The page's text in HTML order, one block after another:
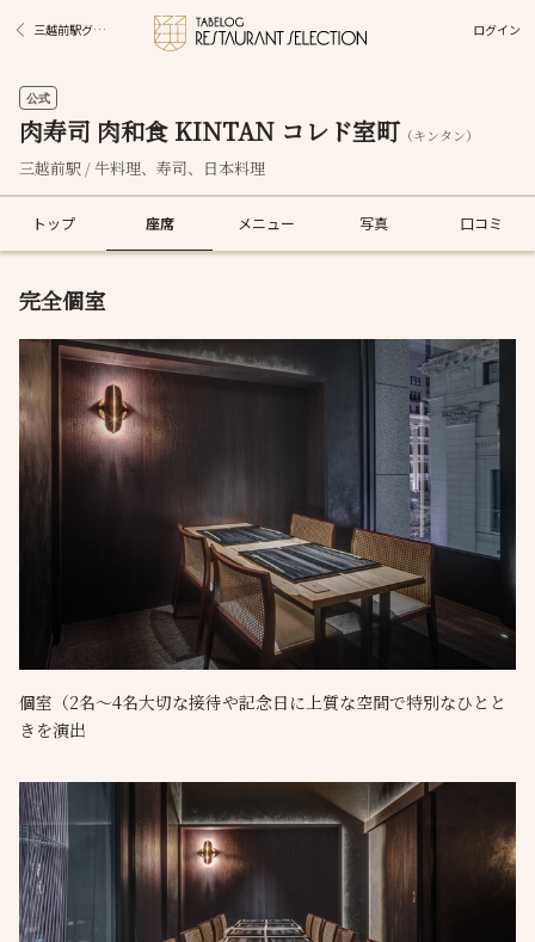
三越前駅グルメ ログイン
公式
肉寿司 肉和食 KINTAN コレド室町 （キンタン）
三越前駅 / 牛料理、寿司、日本料理
トップ 座席 メニュー 写真 口コミ
完全個室
個室（2名～4名大切な接待や記念日に上質な空間で特別なひとと
きを演出